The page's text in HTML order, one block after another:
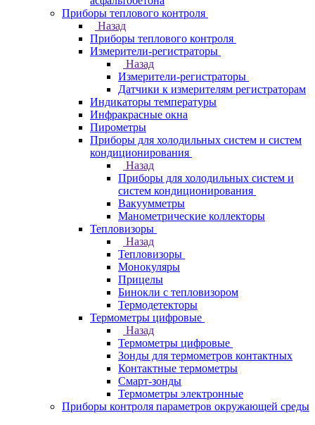
Приборы теплового контроля
Назад
Приборы теплового контроля
Измерители-регистраторы
Назад
Измерители-регистраторы
Датчики к измерителям регистраторам
Индикаторы температуры
Инфракрасные окна
Пирометры
Приборы для холодильных систем и систем
кондиционирования
Назад
Приборы для холодильных систем и
систем кондиционирования
Вакуумметры
Манометрические коллекторы
Тепловизоры
Назад
Тепловизоры
Монокуляры
Прицелы
Бинокли с тепловизором
Термодетекторы
Термометры цифровые
Назад
Термометры цифровые
Зонды для термометров контактных
Контактные термометры
Смарт-зонды
Термометры электронные
Приборы контроля параметров окружающей среды